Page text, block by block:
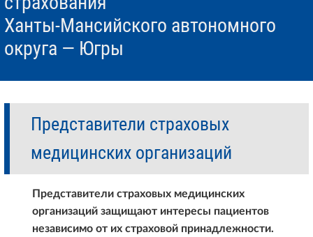
Ханты-Мансийского автономного
округа — Югры
Представители страховых
медицинских организаций
Представители страховых медицинских
организаций защищают интересы пациентов
независимо от их страховой принадлежности.